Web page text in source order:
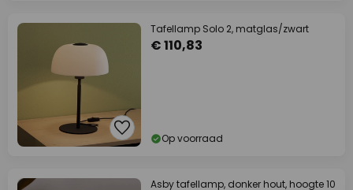
Tafellamp Solo 2, matglas/zwart
€ 110,83
Op voorraad
Asby tafellamp, donker hout, hoogte 10